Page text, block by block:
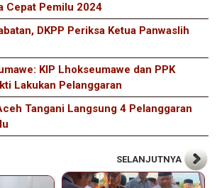
Cepat Pemilu 2024
DKPP Periksa Ketua Panwaslih
KIP Lhokseumawe dan PPK
Lakukan Pelanggaran
Tangani Langsung 4 Pelanggaran
SELANJUTNYA